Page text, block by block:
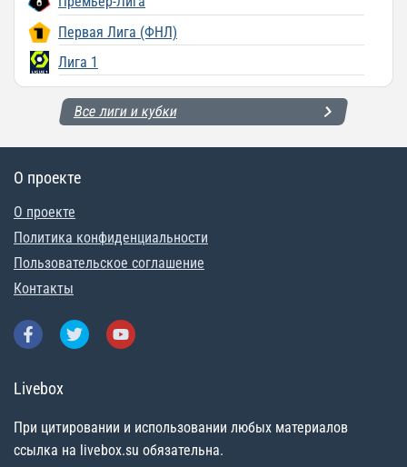
Первая Лига (ФНЛ)
Лига 1
Все лиги и кубки
О проекте
О проекте
Политика конфиденциальности
Пользовательское соглашение
Контакты
Livebox
При цитировании и использовании любых материалов
ссылка на livebox.su обязательна.